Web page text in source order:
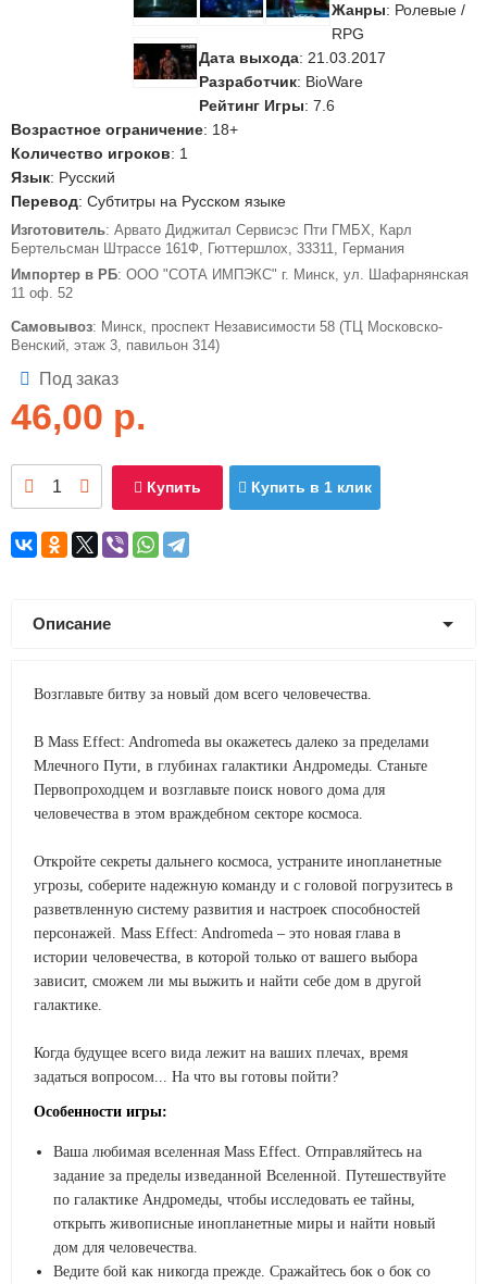
Жанры: Ролевые /
RPG
Дата выхода: 21.03.2017
Разработчик: BioWare
Рейтинг Игры: 7.6
Возрастное ограничение: 18+
Количество игроков: 1
Язык: Русский
Перевод: Субтитры на Русском языке
Изготовитель: Арвато Диджитал Сервисэс Пти ГМБХ, Карл
Бертельсман Штрассе 161Ф, Гюттершлох, 33311, Германия
Импортер в РБ: ООО "СОТА ИМПЭКС" г. Минск, ул. Шафарнянская
11 оф. 52
Самовывоз: Минск, проспект Независимости 58 (ТЦ Московско-
Венский, этаж 3, павильон 314)
Под заказ
46,00 р.
Купить Купить в 1 клик
Описание
Возглавьте битву за новый дом всего человечества.
В Mass Effect: Andromeda вы окажетесь далеко за пределами
Млечного Пути, в глубинах галактики Андромеды. Станьте
Первопроходцем и возглавьте поиск нового дома для
человечества в этом враждебном секторе космоса.
Откройте секреты дальнего космоса, устраните инопланетные
угрозы, соберите надежную команду и с головой погрузитесь в
разветвленную систему развития и настроек способностей
персонажей. Mass Effect: Andromeda – это новая глава в
истории человечества, в которой только от вашего выбора
зависит, сможем ли мы выжить и найти себе дом в другой
галактике.
Когда будущее всего вида лежит на ваших плечах, время
задаться вопросом... На что вы готовы пойти?
Особенности игры:
Ваша любимая вселенная Mass Effect. Отправляйтесь на
задание за пределы изведанной Вселенной. Путешествуйте
по галактике Андромеды, чтобы исследовать ее тайны,
открыть живописные инопланетные миры и найти новый
дом для человечества.
Ведите бой как никогда прежде. Сражайтесь бок о бок со